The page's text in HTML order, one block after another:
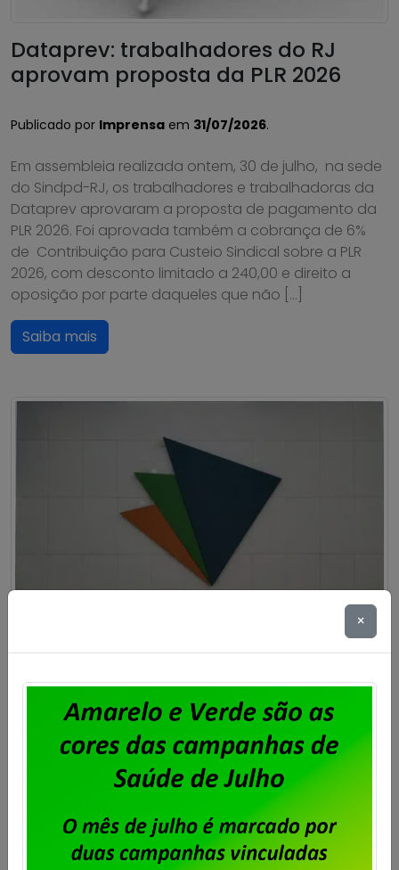
Dataprev: trabalhadores do RJ
aprovam proposta da PLR 2026
Publicado por Imprensa em 31/07/2026.
Em assembleia realizada ontem, 30 de julho, na sede
do Sindpd-RJ, os trabalhadores e trabalhadoras da
Dataprev aprovaram a proposta de pagamento da
PLR 2026. Foi aprovada também a cobrança de 6%
de Contribuição para Custeio Sindical sobre a PLR
2026, com desconto limitado a 240,00 e direito a
oposição por parte daqueles que não […]
Saiba mais
Dataprev decide mudar sua sede
no Rio para o prédio mais caro do
Centro da Cidade
×